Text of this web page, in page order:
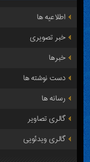
اطلاعیه ها
خبر تصویری
خبرها
دست نوشته ها
رسانه ها
گالری تصاویر
گالری ویدئویی